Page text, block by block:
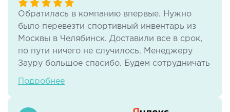
ЛогистикАвто.
Обратилась в компанию впервые. Нужно
было перевезти спортивный инвентарь из
Москвы в Челябинск. Доставили все в срок,
по пути ничего не случилось. Менеджеру
Зауру большое спасибо. Будем сотрудничать
на постоянной основе
Подробнее